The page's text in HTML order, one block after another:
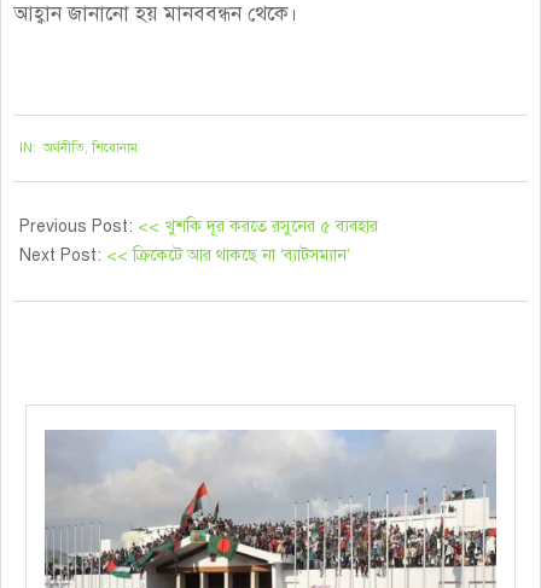
আহ্বান জানানো হয় মানববন্ধন থেকে।
IN: অর্থনীতি,শিরোনাম
Previous Post: << খুশকি দূর করতে রসুনের ৫ ব্যবহার
Next Post: << ক্রিকেটে আর থাকছে না ‘ব্যাটসম্যান’